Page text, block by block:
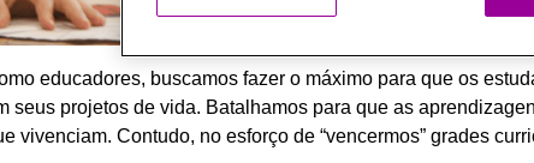
educadores, buscamos fazer o máximo para que os
seus projetos de vida. Batalhamos para que as
vivenciam. Contudo, no esforço de “vencermos” grades